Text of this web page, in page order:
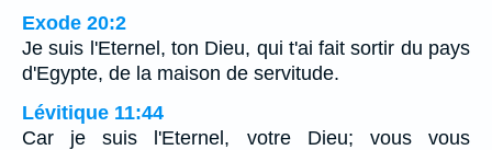
Exode 20:2
Je suis l'Eternel, ton Dieu, qui t'ai fait sortir du pays
d'Egypte, de la maison de servitude.
Lévitique 11:44
Car je suis l'Eternel, votre Dieu; vous vous